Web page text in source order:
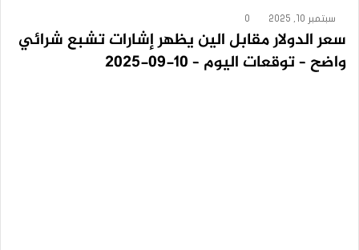
سبتمبر 10, 2025 0
سعر الدولار مقابل الين يظهر إشارات تشبع شرائي
واضح – توقعات اليوم – 10-09-2025